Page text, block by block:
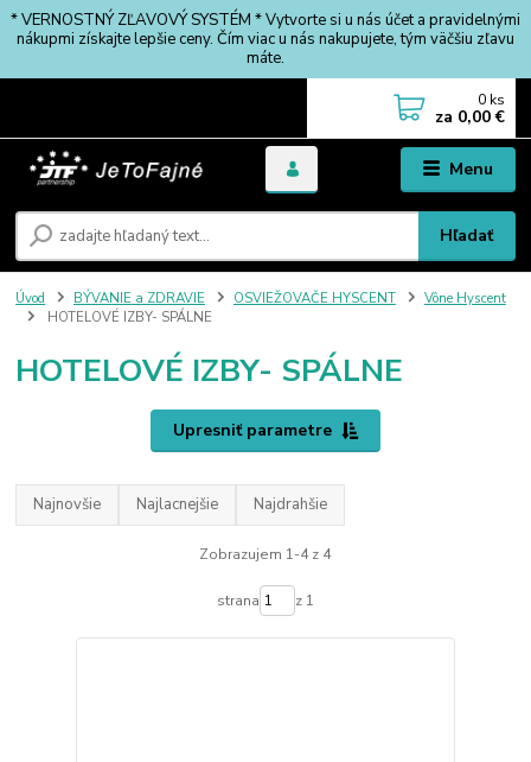
* VERNOSTNÝ ZĽAVOVÝ SYSTÉM * Vytvorte si u nás účet a pravidelnými
nákupmi získajte lepšie ceny. Čím viac u nás nakupujete, tým väčšiu zľavu
máte.
Menu
Hľadať
0 ks
za 0,00 €
Úvod BÝVANIE a ZDRAVIE OSVIEŽOVAČE HYSCENT
Vône Hyscent
HOTELOVÉ IZBY- SPÁLNE
HOTELOVÉ IZBY- SPÁLNE
Upresniť parametre
Najnovšie Najlacnejšie Najdrahšie
Zobrazujem 1-4 z 4
strana z 1